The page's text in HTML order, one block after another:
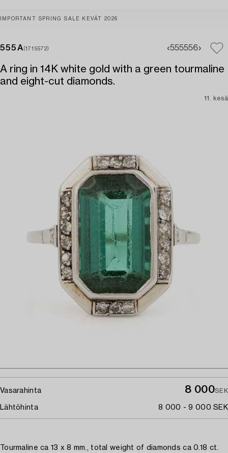
IMPORTANT SPRING SALE KEVÄT 2026
555A (1715572) 555556
A ring in 14K white gold with a green tourmaline
and eight-cut diamonds.
11. kesä
Vasarahinta 8 000SEK
Lähtöhinta 8 000 - 9 000 SEK
Tourmaline ca 13 x 8 mm., total weight of diamonds ca 0.18 ct.